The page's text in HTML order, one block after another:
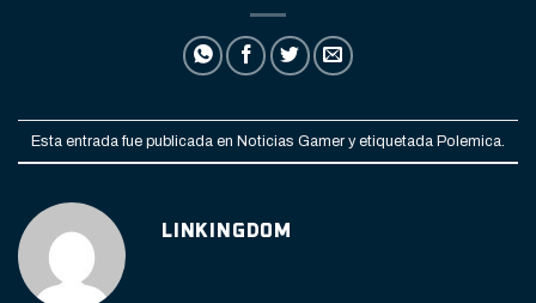
Esta entrada fue publicada en Noticias Gamer y etiquetada Polemica
LINKINGDOM